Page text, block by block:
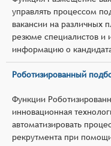
управлять процессом
вакансии на различных
резюме специалистов
информацию о
Роботизированный
Функции
инновационная
автоматизировать
рекрутмента при